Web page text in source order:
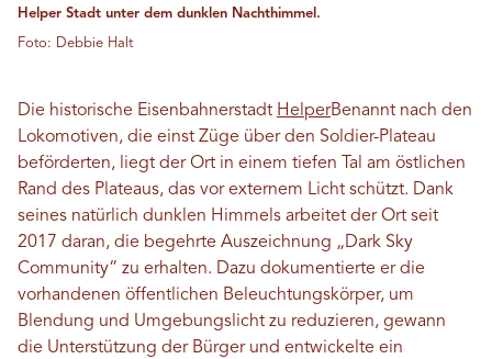
Helper Stadt unter dem dunklen Nachthimmel.
Foto: Debbie Halt
Die historische Eisenbahnerstadt HelperBenannt nach den
Lokomotiven, die einst Züge über den Soldier-Plateau
beförderten, liegt der Ort in einem tiefen Tal am östlichen
Rand des Plateaus, das vor externem Licht schützt. Dank
seines natürlich dunklen Himmels arbeitet der Ort seit
2017 daran, die begehrte Auszeichnung „Dark Sky
Community“ zu erhalten. Dazu dokumentierte er die
vorhandenen öffentlichen Beleuchtungskörper, um
Blendung und Umgebungslicht zu reduzieren, gewann
die Unterstützung der Bürger und entwickelte ein